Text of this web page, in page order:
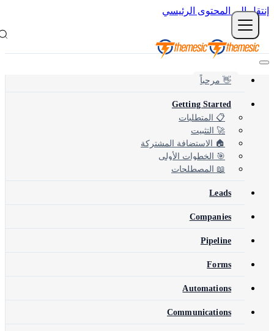
إلى المحتوى الرئيسي
👋 مرحباً
Getting Started
📋 المتطلبات
🚀 التثبيت
🏠 الاستضافة المشتركة
🎯 الخطوات الأولى
📖 المصطلحات
Leads
Companies
Pipeline
Forms
Automations
Communications